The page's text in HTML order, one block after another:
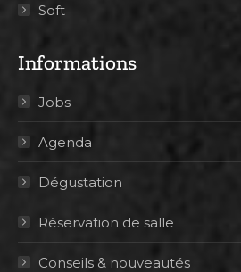
Soft
Informations
Jobs
Agenda
Dégustation
Réservation de salle
Conseils & nouveautés